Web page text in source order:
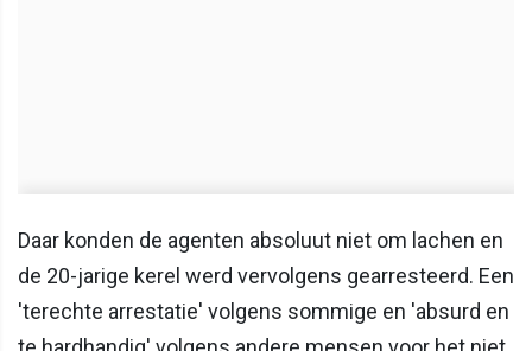
Daar konden de agenten absoluut niet om lachen en
de 20-jarige kerel werd vervolgens gearresteerd. Een
'terechte arrestatie' volgens sommige en 'absurd en